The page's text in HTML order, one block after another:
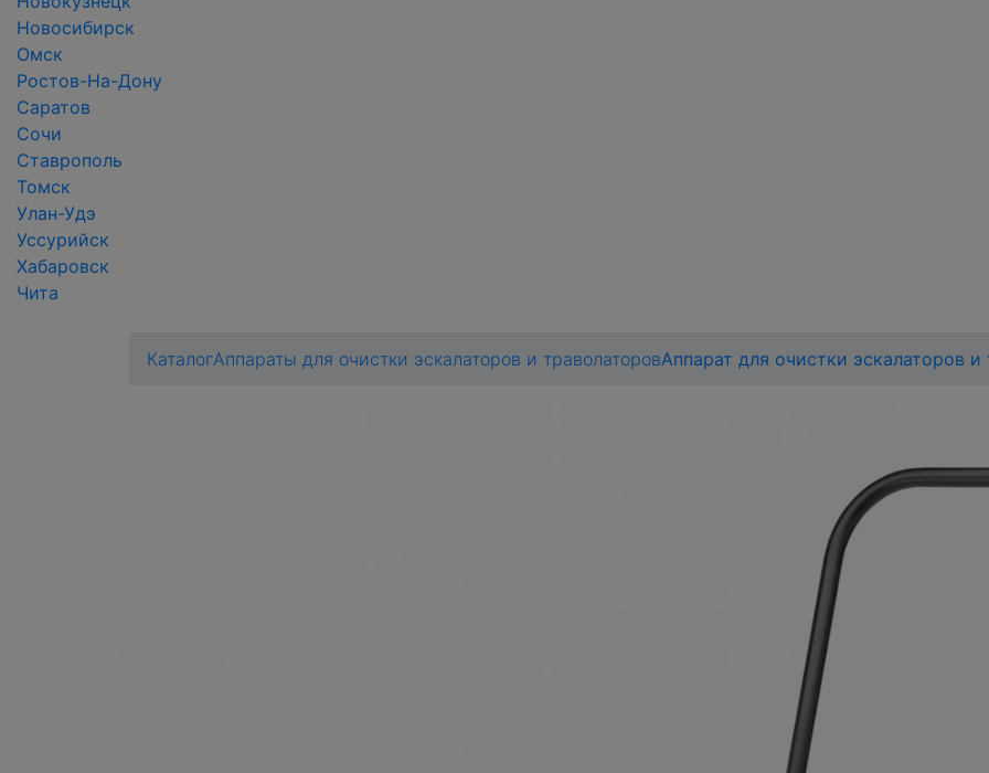
Новосибирск
Омск
Ростов-На-Дону
Саратов
Сочи
Ставрополь
Томск
Улан-Удэ
Уссурийск
Хабаровск
Чита
КаталогАппараты для очистки эскалаторов и траволаторовАппарат для очистки эскалаторов